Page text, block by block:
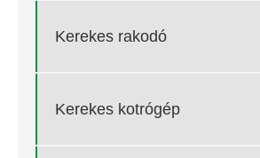
Kerekes rakodó
Kerekes kotrógép